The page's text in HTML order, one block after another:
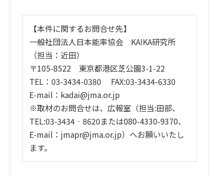
【本件に関するお問合せ先】
一般社団法人日本能率協会 KAIKA研究所
（担当：近田）
〒105-8522 東京都港区芝公園3-1-22
TEL：03-3434-0380 FAX:03-3434-6330
E-mail：kadai@jma.or.jp
※取材のお問合せは、広報室（担当:田部、
TEL:03-3434‐8620または080-4330-9370、
E-mail：jmapr@jma.or.jp）へお願いいたし
ます。